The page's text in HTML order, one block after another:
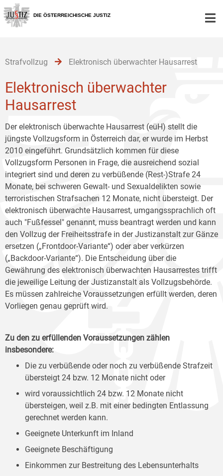
Zur
Hauptnavigation
[1]
Zum
Inhalt
[2]
Zum
Untermenü
[3]
DIE ÖSTERREICHISCHE JUSTIZ
Strafvollzug Elektronisch überwachter Hausarrest
Elektronisch überwachter
Hausarrest
Der elektronisch überwachte Hausarrest (eüH) stellt die
jüngste Vollzugsform in Österreich dar, er wurde im Herbst
2010 eingeführt. Grundsätzlich kommen für diese
Vollzugsform Personen in Frage, die ausreichend sozial
integriert sind und deren zu verbüßende (Rest-)Strafe 24
Monate, bei schweren Gewalt- und Sexualdelikten sowie
terroristischen Strafsachen 12 Monate, nicht übersteigt. Der
elektronisch überwachte Hausarrest, umgangssprachlich oft
auch "Fußfessel" genannt, muss beantragt werden und kann
den Vollzug der Freiheitsstrafe in der Justizanstalt zur Gänze
ersetzen („Frontdoor-Variante“) oder aber verkürzen
(„Backdoor-Variante“). Die Entscheidung über die
Gewährung des elektronisch überwachten Hausarrestes trifft
die jeweilige Leitung der Justizanstalt als Vollzugsbehörde.
Es müssen zahlreiche Voraussetzungen erfüllt werden, deren
Vorliegen genau geprüft wird.
Zu den zu erfüllenden Voraussetzungen zählen
insbesondere:
Die zu verbüßende oder noch zu verbüßende Strafzeit
übersteigt 24 bzw. 12 Monate nicht oder
wird voraussichtlich 24 bzw. 12 Monate nicht
übersteigen, weil z.B. mit einer bedingten Entlassung
gerechnet werden kann.
Geeignete Unterkunft im Inland
Geeignete Beschäftigung
Einkommen zur Bestreitung des Lebensunterhalts